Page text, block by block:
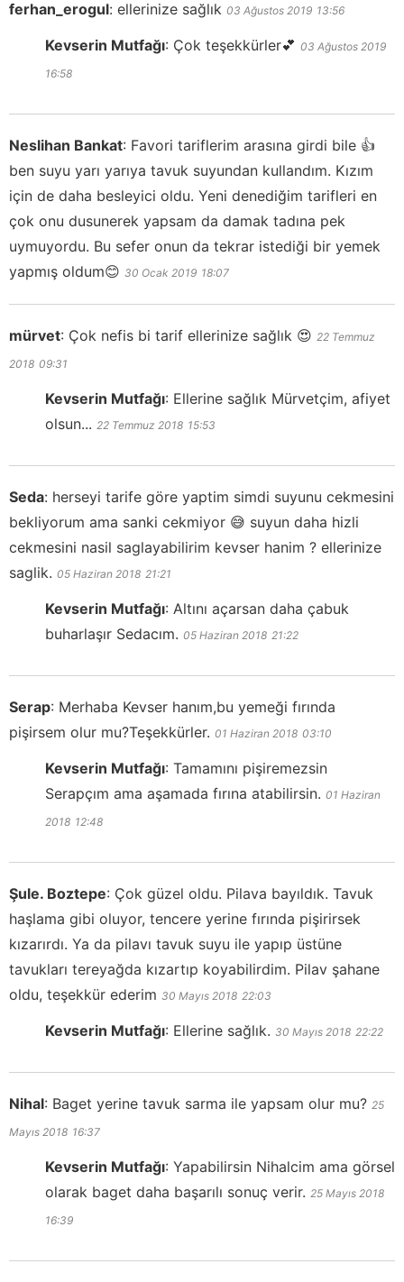
ferhan_erogul: ellerinize sağlık 03 Ağustos 2019 13:56
Kevserin Mutfağı: Çok teşekkürler💕 03 Ağustos 2019
16:58
Neslihan Bankat: Favori tariflerim arasına girdi bile 👍
ben suyu yarı yarıya tavuk suyundan kullandım. Kızım
için de daha besleyici oldu. Yeni denediğim tarifleri en
çok onu dusunerek yapsam da damak tadına pek
uymuyordu. Bu sefer onun da tekrar istediği bir yemek
yapmış oldum😊 30 Ocak 2019 18:07
mürvet: Çok nefis bi tarif ellerinize sağlık 😍 22 Temmuz
2018 09:31
Kevserin Mutfağı: Ellerine sağlık Mürvetçim, afiyet
olsun... 22 Temmuz 2018 15:53
Seda: herseyi tarife göre yaptim simdi suyunu cekmesini
bekliyorum ama sanki cekmiyor 😅 suyun daha hizli
cekmesini nasil saglayabilirim kevser hanim ? ellerinize
saglik. 05 Haziran 2018 21:21
Kevserin Mutfağı: Altını açarsan daha çabuk
buharlaşır Sedacım. 05 Haziran 2018 21:22
Serap: Merhaba Kevser hanım,bu yemeği fırında
pişirsem olur mu?Teşekkürler. 01 Haziran 2018 03:10
Kevserin Mutfağı: Tamamını pişiremezsin
Serapçım ama aşamada fırına atabilirsin. 01 Haziran
2018 12:48
Şule. Boztepe: Çok güzel oldu. Pilava bayıldık. Tavuk
haşlama gibi oluyor, tencere yerine fırında pişirirsek
kızarırdı. Ya da pilavı tavuk suyu ile yapıp üstüne
tavukları tereyağda kızartıp koyabilirdim. Pilav şahane
oldu, teşekkür ederim 30 Mayıs 2018 22:03
Kevserin Mutfağı: Ellerine sağlık. 30 Mayıs 2018 22:22
Nihal: Baget yerine tavuk sarma ile yapsam olur mu? 25
Mayıs 2018 16:37
Kevserin Mutfağı: Yapabilirsin Nihalcim ama görsel
olarak baget daha başarılı sonuç verir. 25 Mayıs 2018
16:39